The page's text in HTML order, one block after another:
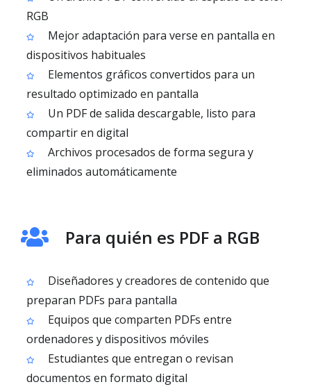
RGB
Mejor adaptación para verse en pantalla en
dispositivos habituales
Elementos gráficos convertidos para un
resultado optimizado en pantalla
Un PDF de salida descargable, listo para
compartir en digital
Archivos procesados de forma segura y
eliminados automáticamente
Para quién es PDF a RGB
Diseñadores y creadores de contenido que
preparan PDFs para pantalla
Equipos que comparten PDFs entre
ordenadores y dispositivos móviles
Estudiantes que entregan o revisan
documentos en formato digital